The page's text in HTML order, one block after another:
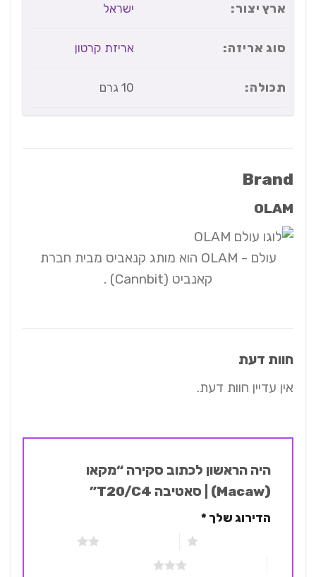
ארץ יצור: ישראל
סוג אריזה: אריזת קרטון
תכולה: 10 גרם
Brand
OLAM
עולם - OLAM הוא מותג קנאביס מבית חברת
קאנביט (Cannbit) .
חוות דעת
אין עדיין חוות דעת.
היה הראשון לכתוב סקירה “מקאו
הדירוג שלך*
2 מתוך 5 כוכבים